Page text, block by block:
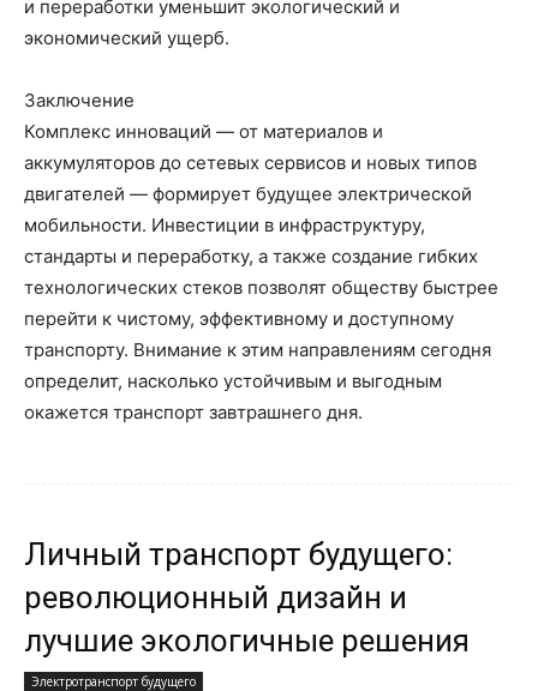
и переработки уменьшит экологический и
экономический ущерб.
Заключение
Комплекс инноваций — от материалов и
аккумуляторов до сетевых сервисов и новых типов
двигателей — формирует будущее электрической
мобильности. Инвестиции в инфраструктуру,
стандарты и переработку, а также создание гибких
технологических стеков позволят обществу быстрее
перейти к чистому, эффективному и доступному
транспорту. Внимание к этим направлениям сегодня
определит, насколько устойчивым и выгодным
окажется транспорт завтрашнего дня.
Личный транспорт будущего:
революционный дизайн и
лучшие экологичные решения
Электротранспорт будущего